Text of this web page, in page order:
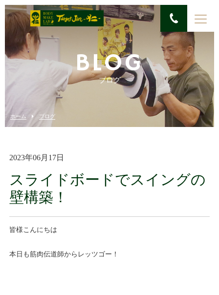
BLOG
ブログ
ホーム ブログ
2023年06月17日
スライドボードでスイングの
壁構築！
皆様こんにちは
本日も筋肉伝道師からレッツゴー！